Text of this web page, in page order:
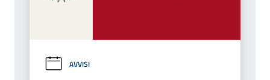
AVVISI